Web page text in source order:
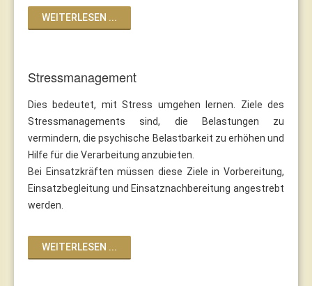
WEITERLESEN ...
Stressmanagement
Dies bedeutet, mit Stress umgehen lernen. Ziele des
Stressmanagements sind, die Belastungen zu
vermindern, die psychische Belastbarkeit zu erhöhen und
Hilfe für die Verarbeitung anzubieten.
Bei Einsatzkräften müssen diese Ziele in Vorbereitung,
Einsatzbegleitung und Einsatznachbereitung angestrebt
werden.
WEITERLESEN ...